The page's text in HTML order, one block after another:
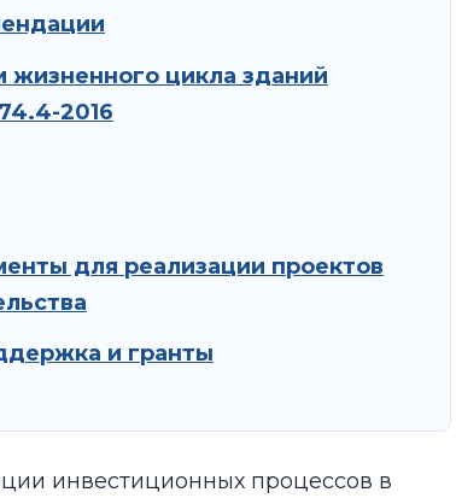
жизненного цикла зданий
2016
для реализации проектов
и гранты
инвестиционных процессов в